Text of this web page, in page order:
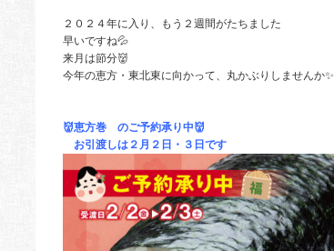
２０２４年に入り、もう２週間がたちました
早いですね💦
来月は節分👹
今年の恵方・東北東に向かって、丸かぶりしませんか✨
👹恵方巻 のご予約承り中👹
お引渡しは２月２日・３日です